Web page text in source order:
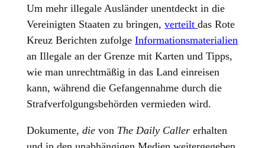
Um mehr illegale Ausländer unentdeckt in die
Vereinigten Staaten zu bringen,verteiltdas Rote
Kreuz Berichten zufolgeInformationsmaterialien
an Illegale an der Grenze mit Karten und Tipps,
wie man unrechtmäßig in das Land einreisen
kann, während die Gefangennahme durch die
Strafverfolgungsbehörden vermieden wird.
Dokumente,dievon The Daily Callererhalten